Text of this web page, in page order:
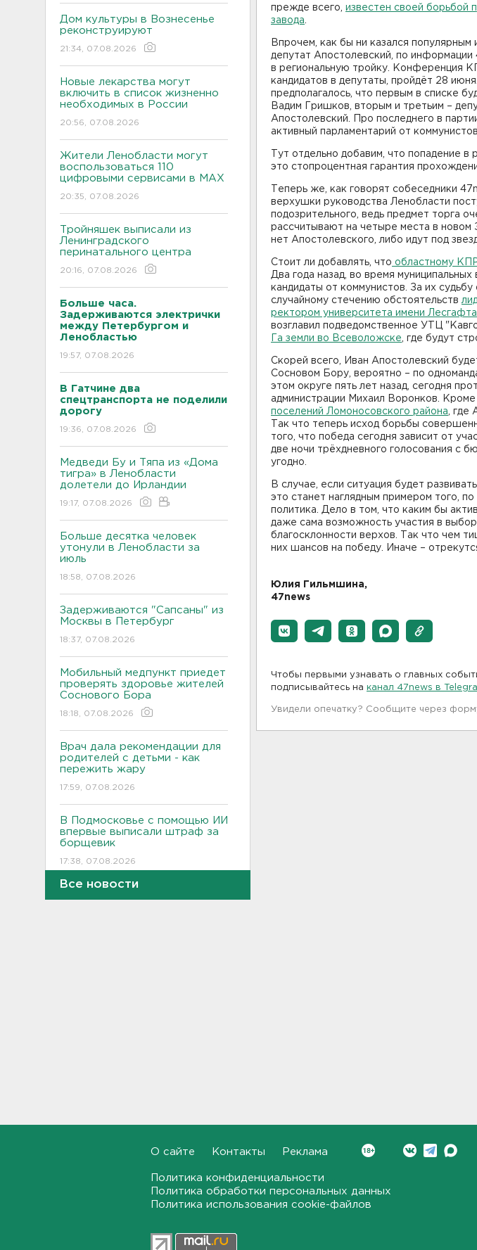
Дом культуры в Вознесенье
реконструируют
21:34, 07.08.2026
Новые лекарства могут
включить в список жизненно
необходимых в России
20:56, 07.08.2026
Жители Ленобласти могут
воспользоваться 110
цифровыми сервисами в МАХ
20:35, 07.08.2026
Тройняшек выписали из
Ленинградского
перинатального центра
20:16, 07.08.2026
Больше часа.
Задерживаются электрички
между Петербургом и
Ленобластью
19:57, 07.08.2026
В Гатчине два
спецтранспорта не поделили
дорогу
19:36, 07.08.2026
Медведи Бу и Тяпа из «Дома
тигра» в Ленобласти
долетели до Ирландии
19:17, 07.08.2026
Больше десятка человек
утонули в Ленобласти за
июль
18:58, 07.08.2026
Задерживаются "Сапсаны" из
Москвы в Петербург
18:37, 07.08.2026
Мобильный медпункт приедет
проверять здоровье жителей
Соснового Бора
18:18, 07.08.2026
Врач дала рекомендации для
родителей с детьми - как
пережить жару
17:59, 07.08.2026
В Подмосковье с помощью ИИ
впервые выписали штраф за
борщевик
17:38, 07.08.2026
Бывшего директора Popcorn
порадуют теплом. Но
местами будет дождливо и
Все новости
прежде всего, известен своей борьбой
завода
Впрочем, как бы ни казался
депутат Апостолевский, по информации
в региональную тройку. Конференция
кандидатов в депутаты, пройдёт 28
предполагалось, что первым в списке
Вадим Гришков, вторым и третьим –
Апостолевский. Про последнего в
активный парламентарий от коммунистов.
Тут отдельно добавим, что попадение в
это стопроцентная гарантия
Теперь же, как говорят собеседники
верхушки руководства Ленобласти
подозрительного, ведь предмет торга
рассчитывают на четыре места в новом
нет Апостолевского, либо идут под
Стоит ли добавлять, что областному
Два года назад, во время
кандидаты от коммунистов. За их
случайному стечению обстоятельств
ректором университета имени Лесгафта
возглавил подведомственное УТЦ
Га земли во Всеволожске , где будут
Скорей всего, Иван Апостолевский
Сосновом Бору, вероятно – по
этом округе пять лет назад, сегодня
администрации Михаил Воронков. Кроме
поселений Ломоносовского района , где
Так что теперь исход борьбы
того, что победа сегодня зависит от
две ночи трёхдневного голосования с
угодно.
В случае, если ситуация будет
это станет наглядным примером того,
политика. Дело в том, что каким бы
даже сама возможность участия в
благосклонности верхов. Так что чем
них шансов на победу. Иначе –
Юлия Гильмшина,
47news
Чтобы первыми узнавать о главных
подписывайтесь на канал 47news в
Увидели опечатку? Сообщите через
О сайте Контакты Реклама
Политика конфиденциальности
Политика обработки персональных данных
Политика использования cookie-файлов